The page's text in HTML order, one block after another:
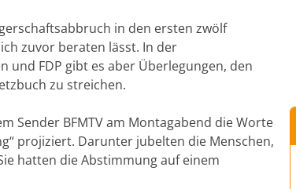
in den ersten zwölf
zuvor beraten lässt. In der
und FDP gibt es aber Überlegungen, den
zu streichen.
Sender BFMTV am Montagabend die Worte
projiziert. Darunter jubelten die Menschen,
hatten die Abstimmung auf einem